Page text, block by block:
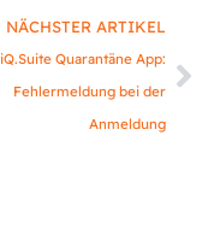
NÄCHSTER ARTIKEL
iQ.Suite Quarantäne App:
Fehlermeldung bei der
Anmeldung